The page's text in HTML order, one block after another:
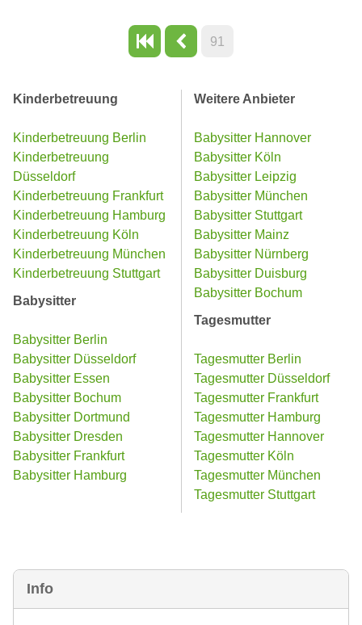
Info
91
Kinderbetreuung
Kinderbetreuung Berlin
Kinderbetreuung
Düsseldorf
Kinderbetreuung Frankfurt
Kinderbetreuung Hamburg
Kinderbetreuung Köln
Kinderbetreuung München
Kinderbetreuung Stuttgart
Babysitter
Babysitter Berlin
Babysitter Düsseldorf
Babysitter Essen
Babysitter Bochum
Babysitter Dortmund
Babysitter Dresden
Babysitter Frankfurt
Babysitter Hamburg
Weitere Anbieter
Babysitter Hannover
Babysitter Köln
Babysitter Leipzig
Babysitter München
Babysitter Stuttgart
Babysitter Mainz
Babysitter Nürnberg
Babysitter Duisburg
Babysitter Bochum
Tagesmutter
Tagesmutter Berlin
Tagesmutter Düsseldorf
Tagesmutter Frankfurt
Tagesmutter Hamburg
Tagesmutter Hannover
Tagesmutter Köln
Tagesmutter München
Tagesmutter Stuttgart